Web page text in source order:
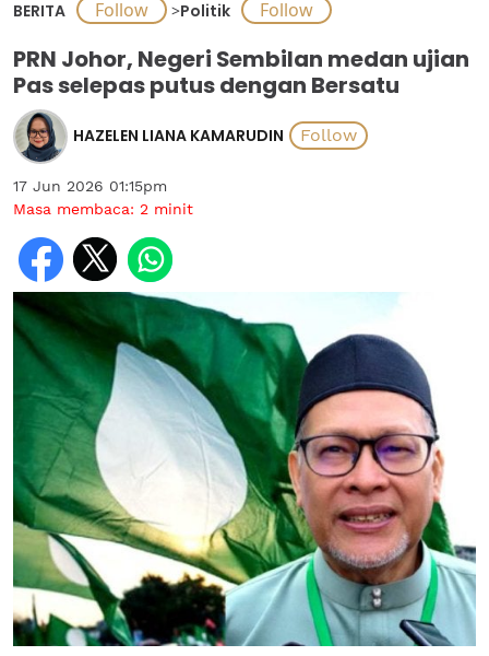
BERITA >Politik
PRN Johor, Negeri Sembilan medan ujian
Pas selepas putus dengan Bersatu
HAZELEN LIANA KAMARUDIN
17 Jun 2026 01:15pm
Masa membaca: 2 minit